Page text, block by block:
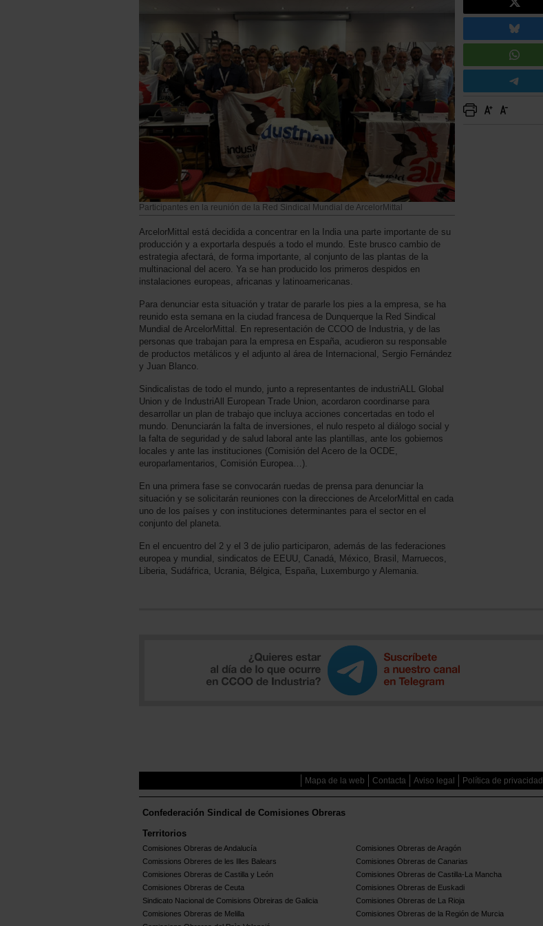
Participantes en la reunión de la Red Sindical Mundial de ArcelorMittal
ArcelorMittal está decidida a concentrar en la India una parte importante de su
producción y a exportarla después a todo el mundo. Este brusco cambio de
estrategia afectará, de forma importante, al conjunto de las plantas de la
multinacional del acero. Ya se han producido los primeros despidos en
instalaciones europeas, africanas y latinoamericanas.
Para denunciar esta situación y tratar de pararle los pies a la empresa, se ha
reunido esta semana en la ciudad francesa de Dunquerque la Red Sindical
Mundial de ArcelorMittal. En representación de CCOO de Industria, y de las
personas que trabajan para la empresa en España, acudieron su responsable
de productos metálicos y el adjunto al área de Internacional, Sergio Fernández
y Juan Blanco.
Sindicalistas de todo el mundo, junto a representantes de industriALL Global
Union y de IndustriAll European Trade Union, acordaron coordinarse para
desarrollar un plan de trabajo que incluya acciones concertadas en todo el
mundo. Denunciarán la falta de inversiones, el nulo respeto al diálogo social y
la falta de seguridad y de salud laboral ante las plantillas, ante los gobiernos
locales y ante las instituciones (Comisión del Acero de la OCDE,
europarlamentarios, Comisión Europea…).
En una primera fase se convocarán ruedas de prensa para denunciar la
situación y se solicitarán reuniones con la direcciones de ArcelorMittal en cada
uno de los países y con instituciones determinantes para el sector en el
conjunto del planeta.
En el encuentro del 2 y el 3 de julio participaron, además de las federaciones
europea y mundial, sindicatos de EEUU, Canadá, México, Brasil, Marruecos,
Liberia, Sudáfrica, Ucrania, Bélgica, España, Luxemburgo y Alemania.
Mapa de la web Contacta Aviso legal Política de privacidad
Confederación Sindical de Comisiones Obreras
Territorios
Comisiones Obreras de Andalucía Comisiones Obreras de Aragón
Comissions Obreres de les Illes Balears
Comisiones Obreras de Canarias
Comisiones Obreras de Castilla y León
Comisiones Obreras de Castilla-La Mancha
Comisiones Obreras de Ceuta
Comisiones Obreras de Euskadi
Sindicato Nacional de Comisions Obreiras de Galicia
Comisiones Obreras de La Rioja
Comisiones Obreras de Melilla
Comisiones Obreras de la Región de Murcia